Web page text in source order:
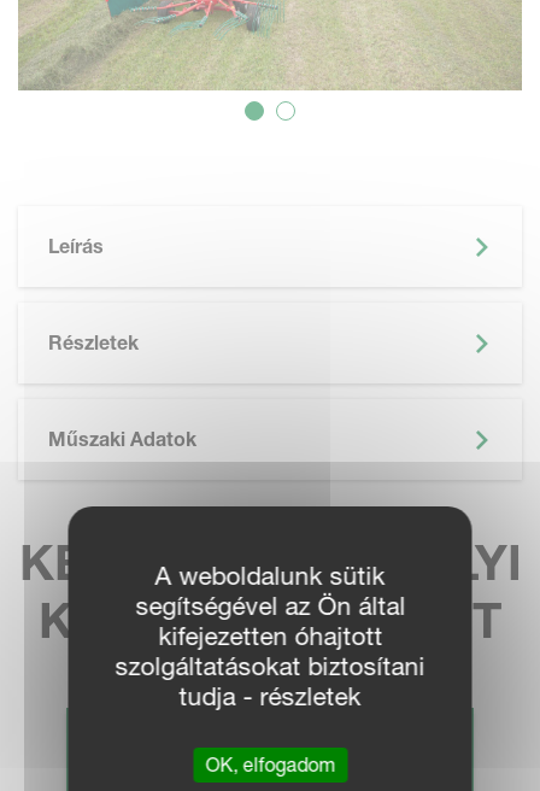
Leírás
Részletek
Műszaki Adatok
KERESSE MEG HELYI
KÉPVISELETÜNKET
KERESKEDŐ KERESÉS
A weboldalunk sütik
segítségével az Ön által
kifejezetten óhajtott
szolgáltatásokat biztosítani
tudja - részletek
OK, elfogadom